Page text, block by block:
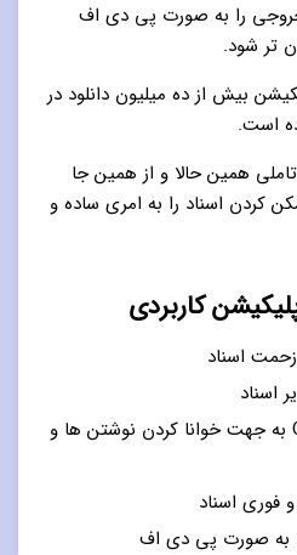
خروجی را به صورت پی دی اف
تر شود.
بیش از ده میلیون دانلود در
است.
همین حالا و از همین جا
کردن اسناد را به امری ساده و
کاربردی
اسناد
اسناد
بهره گیری از تکنولوژی OCR به جهت خوانا کردن نوشتن ها و
فوری اسناد
به صورت پی دی اف